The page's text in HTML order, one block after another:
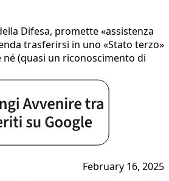
Difesa, promette «assistenza
trasferirsi in uno «Stato terzo»
né (quasi un riconoscimento di
February 16, 2025